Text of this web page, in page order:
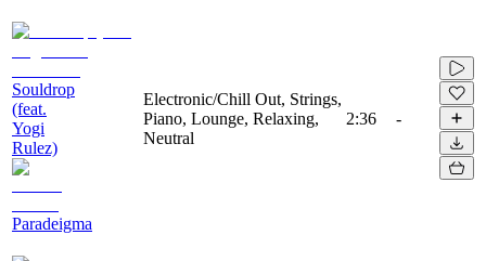
Souldrop
(feat.
Yogi
Rulez)
Paradeigma
Electronic/Chill Out, Strings,
Piano, Lounge, Relaxing,
Neutral
2:36 -